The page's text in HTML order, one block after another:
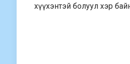
хүүхэнтэй болуул хэр